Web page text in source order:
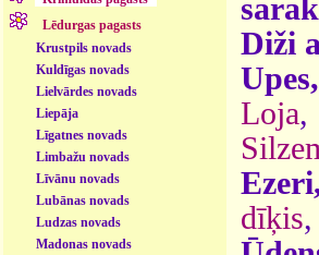
Lēdurgas pagasts
Krustpils novads
Kuldīgas novads
Lielvārdes novads
Liepāja
Līgatnes novads
Limbažu novads
Līvānu novads
Lubānas novads
Ludzas novads
Madonas novads
Diži
Loja
dīķis,